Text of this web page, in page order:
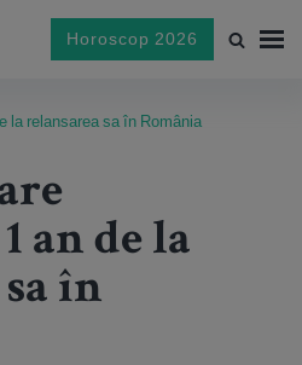
Horoscop 2026
la relansarea sa în România
an de la
în